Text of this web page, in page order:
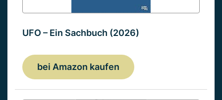
UFO – Ein Sachbuch (2026)
bei Amazon kaufen